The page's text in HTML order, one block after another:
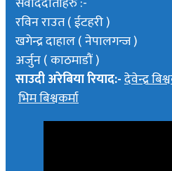
रविन राउत ( ईटहरी )
खगेन्द्र दाहाल ( नेपालगन्ज )
अर्जुन ( काठमाडौं )
साउदी अरेबिया रियाद:-देवेन्द्र
भिम बिश्वकर्मा